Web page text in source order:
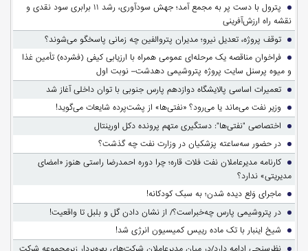
پترول با دست پر به مجمع آمد؛ جهش سودآوری، رشد ۱۱ برابری سود نقدی و
نقشه راه ارزش‌آفرینی
توقف پروژه، تعدیل نیرو؛ مدیران پتروالفین چه زمانی پاسخگو می‌شوند؟
فراخوان مناقصه یک مرحله‌ای عمومی همراه با ارزیابی کیفی (فشرده) تأمین غذا
و میوه پرسنل سایت پروژه پتروشیمی دهدشت– نوبت اول
تعمیرات اساسی پالایشگاه دوازدهم پارس جنوبی با توان داخلی آغاز شد
وزیر نفت می‌ماند یا می‌رود؟ «نفتی‌ها» از پشت‌پرده شایعات می‌گوید!
اختصاصی "نفتی‌ها": دستگیری متهم پرونده دکل اورینتال
در حضور سه‌ساعته پزشکیان در وزارت نفت چه گذشت؟
کارنامه مدیرعاملان نفت فلات قاره؛ چرا دوره احمدرضا راستی هنوز «امضای
مدیریتی» ندارد؟
ماجرای وَلع دیده شدن؛ به سبک کودکانه!
در پتروشیمی پارس چه‌خبراست؟/ از نشان دادن گل و بلبل تا واقعیت!
شیخ اینبار با تک ماده رییس کمیسیون انرژی شد!